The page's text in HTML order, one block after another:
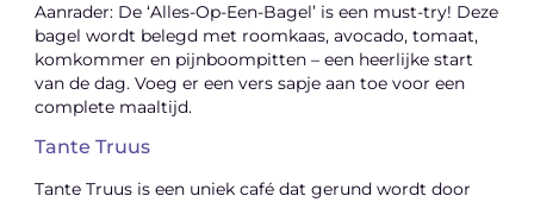
Aanrader: De ‘Alles-Op-Een-Bagel’ is een must-try! Deze
bagel wordt belegd met roomkaas, avocado, tomaat,
komkommer en pijnboompitten – een heerlijke start
van de dag. Voeg er een vers sapje aan toe voor een
complete maaltijd.
Tante Truus
Tante Truus is een uniek café dat gerund wordt door